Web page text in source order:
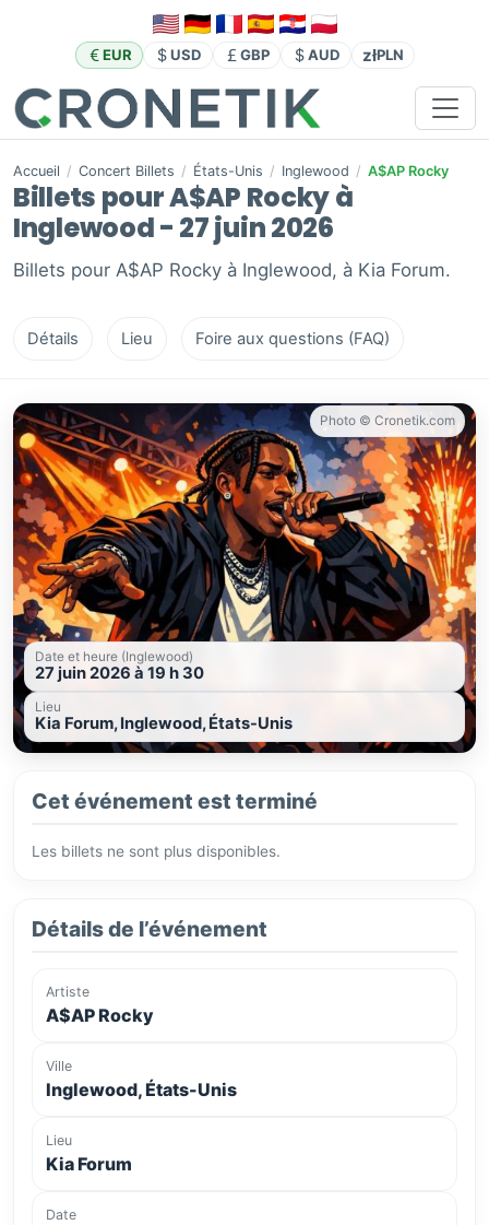
EUR USD GBP AUD złPLN
Accueil / Concert Billets / États-Unis / Inglewood / A$AP Rocky
Billets pour A$AP Rocky à
Inglewood - 27 juin 2026
Billets pour A$AP Rocky à Inglewood, à Kia Forum.
Détails Lieu Foire aux questions (FAQ)
Photo © Cronetik.com
Date et heure (Inglewood)
27 juin 2026 à 19 h 30
Lieu
Kia Forum, Inglewood, États-Unis
Cet événement est terminé
Les billets ne sont plus disponibles.
Détails de l’événement
Artiste
A$AP Rocky
Ville
Inglewood, États-Unis
Lieu
Kia Forum
Date